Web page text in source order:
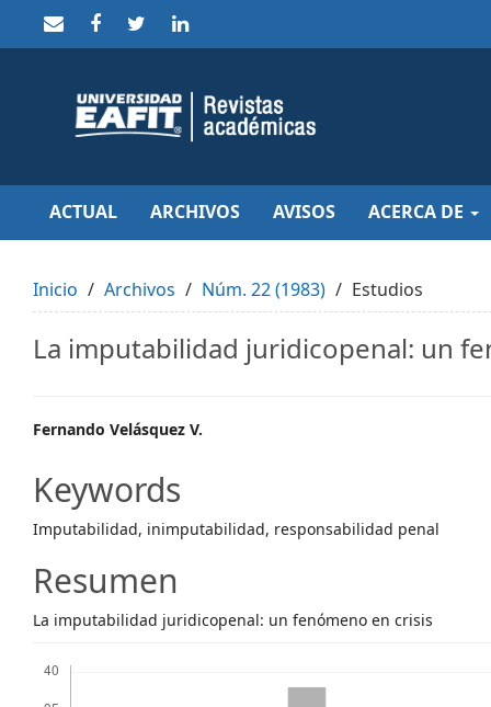
to
Main
Navigation
Content
Sidebar
ACTUAL ARCHIVOS AVISOS ACERCA DE
Inicio Archivos Núm. 22 (1983) Estudios
La imputabilidad juridicopenal: un
Main
Article
Content
Fernando Velásquez V.
Keywords
Imputabilidad, inimputabilidad, responsabilidad penal
Resumen
La imputabilidad juridicopenal: un fenómeno en crisis